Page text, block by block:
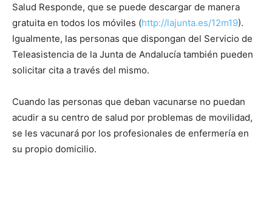
Salud Responde, que se puede descargar de manera
gratuita en todos los móviles (http://lajunta.es/12m19).
Igualmente, las personas que dispongan del Servicio de
Teleasistencia de la Junta de Andalucía también pueden
solicitar cita a través del mismo.
Cuando las personas que deban vacunarse no puedan
acudir a su centro de salud por problemas de movilidad,
se les vacunará por los profesionales de enfermería en
su propio domicilio.